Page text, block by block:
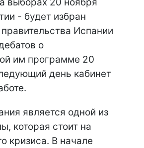
- будет избран
правительства Испании
о
им программе 20
день кабинет
является одной из
которая стоит на
кризиса. В начале